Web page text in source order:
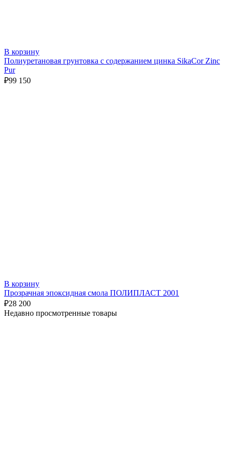
В корзину
Полиуретановая грунтовка с содержанием цинка SikaCor Zinc
Pur
₽99 150
В корзину
Прозрачная эпоксидная смола ПОЛИПЛАСТ 2001
₽28 200
Недавно просмотренные товары